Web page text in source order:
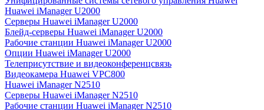
Huawei iManager U2000
Серверы Huawei iManager U2000
Блейд-серверы Huawei iManager U2000
Рабочие станции Huawei iManager U2000
Опции Huawei iManager U2000
Телеприсутствие и видеоконференцсвязь
Видеокамера Huawei VPC800
Huawei iManager N2510
Серверы Huawei iManager N2510
Рабочие станции Huawei iManager N2510